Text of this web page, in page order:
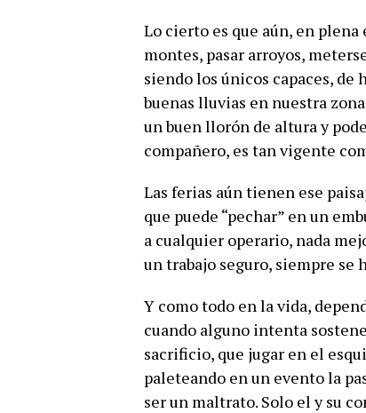
Lo cierto es que aún, en
montes, pasar arroyos,
siendo los únicos capaces, de
buenas lluvias en nuestra
un buen llorón de altura y
compañero, es tan vigente
Las ferias aún tienen ese
que puede “pechar” en un
a cualquier operario, nada
un trabajo seguro, siempre se
Y como todo en la vida,
cuando alguno intenta
sacrificio, que jugar en el
paleteando en un evento la
ser un maltrato. Solo el y su